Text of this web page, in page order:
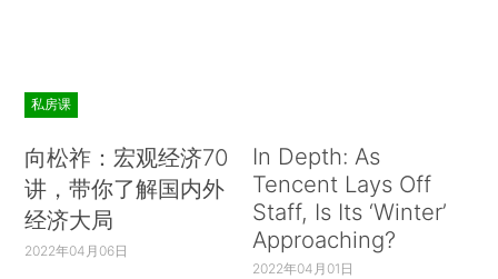
私房课
向松祚：宏观经济70
讲，带你了解国内外
经济大局
2022年04月06日
In Depth: As
Tencent Lays Off
Staff, Is Its ‘Winter’
Approaching?
2022年04月01日